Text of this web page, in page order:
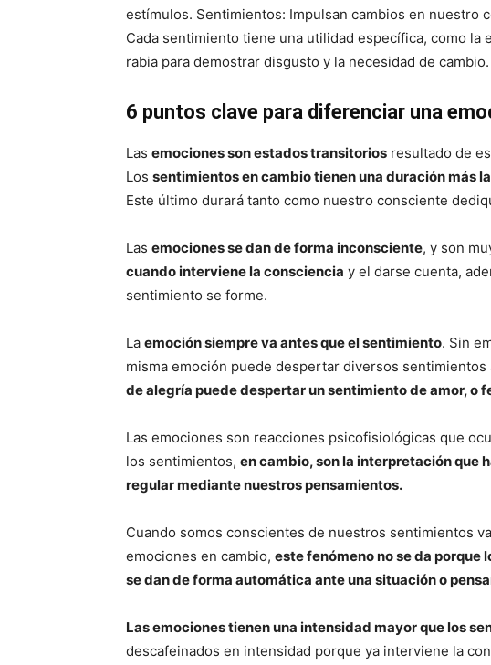
estímulos. Sentimientos: Impulsan cambios en nuestro
Cada sentimiento tiene una utilidad específica, como la
rabia para demostrar disgusto y la necesidad de cambio.
6 puntos clave para diferenciar una
Las emociones son estados transitorios resultado de
Los sentimientos en cambio tienen una duración más
Este último durará tanto como nuestro consciente
Las emociones se dan de forma inconsciente, y son
cuando interviene la consciencia y el darse cuenta,
sentimiento se forme.
La emoción siempre va antes que el sentimiento. Sin
misma emoción puede despertar diversos sentimientos
de alegría puede despertar un sentimiento de amor, o
Las emociones son reacciones psicofisiológicas que
los sentimientos, en cambio, son la interpretación que
regular mediante nuestros pensamientos.
Cuando somos conscientes de nuestros sentimientos
emociones en cambio, este fenómeno no se da porque
se dan de forma automática ante una situación o
Las emociones tienen una intensidad mayor que los
descafeinados en intensidad porque ya interviene la